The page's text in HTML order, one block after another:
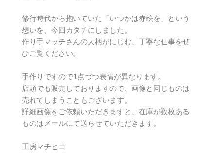
修行時代から抱いていた「いつかは赤絵を」という
想いを、今回カタチにしました。
作り手マッチさんの人柄がにじむ、丁寧な仕事をぜ
ひご覧ください。
手作りですので1点づつ表情が異なります。
店頭でも販売しておりますので、画像と同じものは
売れてしまうこともございます。
詳細画像をご依頼いただきますと、在庫が数枚ある
ものはメールにて送らせていただきます。
工房マチヒコ